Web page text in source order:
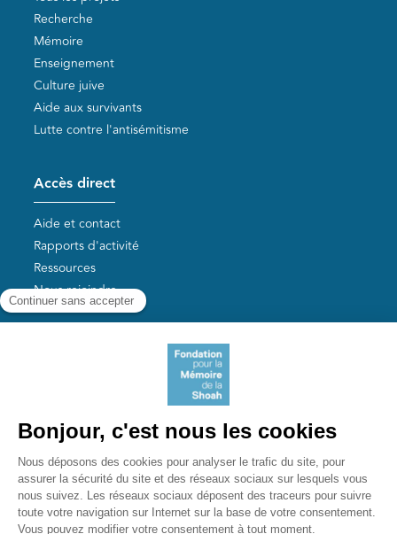
Recherche
Mémoire
Enseignement
Culture juive
Aide aux survivants
Lutte contre l'antisémitisme
Accès direct
Aide et contact
Rapports d'activité
Ressources
Nous rejoindre
Aide aux survivants de la Shoah
Liens utiles
Mémorial de la Shoah
Le camp des Milles